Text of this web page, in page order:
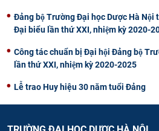
Đảng bộ Trường Đại học Dược Hà Nội
Đại biểu lần thứ XXI, nhiệm kỳ 2020-
Công tác chuẩn bị Đại hội Đảng bộ
lần thứ XXI, nhiệm kỳ 2020-2025
Lễ trao Huy hiệu 30 năm tuổi Đảng